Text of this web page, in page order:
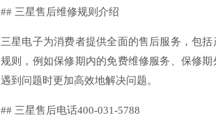
## 三星售后维修规则介绍
三星电子为消费者提供全面的售后服务，包
规则，例如保修期内的免费维修服务、保修
遇到问题时更加高效地解决问题。
## 三星售后电话400-031-5788